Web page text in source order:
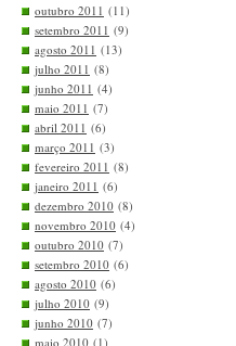
outubro 2011 (11)
setembro 2011 (9)
agosto 2011 (13)
julho 2011 (8)
junho 2011 (4)
maio 2011 (7)
abril 2011 (6)
março 2011 (3)
fevereiro 2011 (8)
janeiro 2011 (6)
dezembro 2010 (8)
novembro 2010 (4)
outubro 2010 (7)
setembro 2010 (6)
agosto 2010 (6)
julho 2010 (9)
junho 2010 (7)
maio 2010 (1)